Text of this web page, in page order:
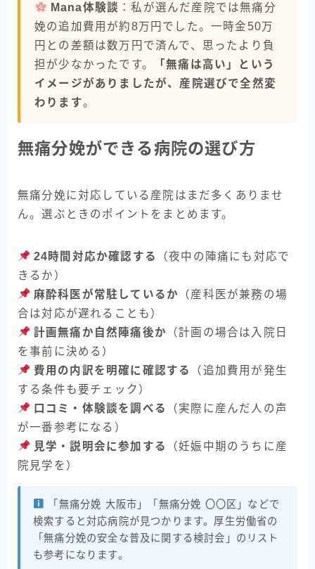
Mana体験談 ：私が選んだ産院では無痛分
娩の追加費用が約8万円でした。一時金50万
円との差額は数万円で済んで、思ったより負
担が少なかったです。
「無痛は高い」という
イメージがありましたが、産院選びで全然変
わります。
無痛分娩ができる病院の選び方
無痛分娩に対応している産院はまだ多くありませ
ん。選ぶときのポイントをまとめます。
24時間対応か確認する
（夜中の陣痛にも対応で
きるか）
麻酔科医が常駐しているか
（産科医が兼務の場
合は対応が遅れることも）
計画無痛か自然陣痛後か
（計画の場合は入院日
を事前に決める）
費用の内訳を明確に確認する
（追加費用が発生
する条件も要チェック）
口コミ・体験談を調べる
（実際に産んだ人の声
が一番参考になる）
見学・説明会に参加する
（妊娠中期のうちに産
院見学を）
「無痛分娩 大阪市」「無痛分娩 〇〇区」などで
検索すると対応病院が見つかります。厚生労働省の
「無痛分娩の安全な普及に関する検討会」のリスト
も参考になります。